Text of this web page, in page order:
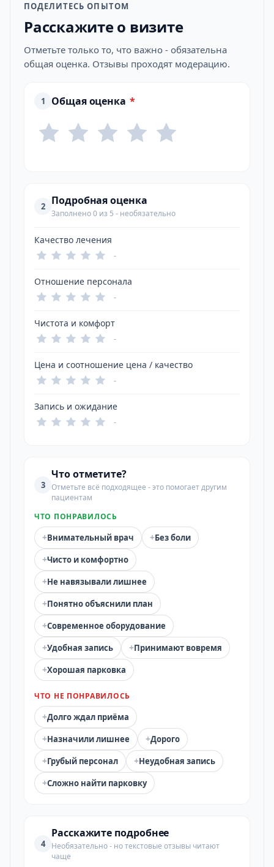
ПОДЕЛИТЕСЬ ОПЫТОМ
Расскажите о визите
Отметьте только то, что важно - обязательна
общая оценка. Отзывы проходят модерацию.
1 Общая оценка *
2 Подробная оценка
Заполнено 0 из 5 - необязательно
Качество лечения
-
Отношение персонала
-
Чистота и комфорт
-
Цена и соотношение цена / качество
-
Запись и ожидание
-
3
Что отметите?
Отметьте всё подходящее - это помогает другим
пациентам
ЧТО ПОНРАВИЛОСЬ
+Внимательный врач +Без боли
+Чисто и комфортно
+Не навязывали лишнее
+Понятно объяснили план
+Современное оборудование
+Удобная запись +Принимают вовремя
+Хорошая парковка
ЧТО НЕ ПОНРАВИЛОСЬ
+Долго ждал приёма
+Назначили лишнее +Дорого
+Грубый персонал +Неудобная запись
+Сложно найти парковку
4
Расскажите подробнее
Необязательно - но текстовые отзывы читают
чаще